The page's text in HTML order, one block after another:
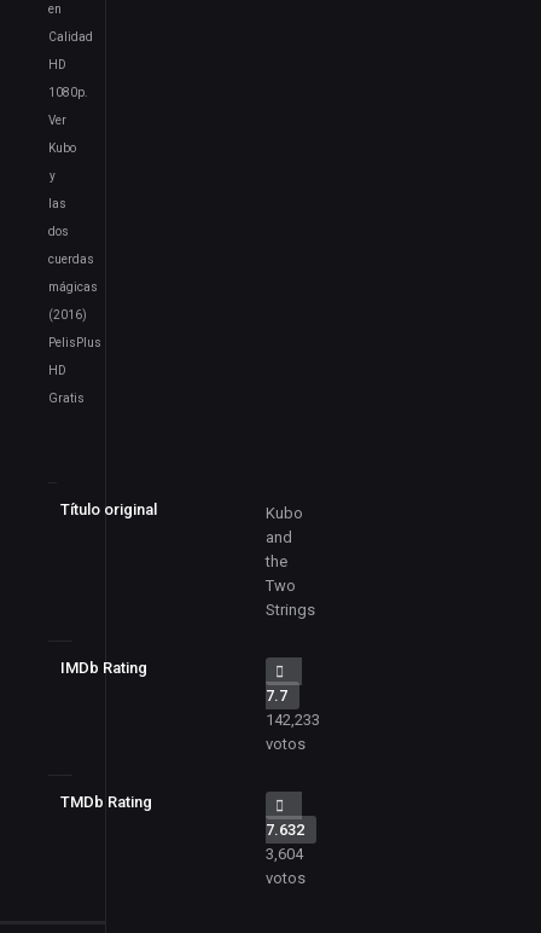
en
Calidad
HD
1080p.
Ver
Kubo
y
las
dos
cuerdas
mágicas
(2016)
PelisPlus
HD
Gratis
Título original
Kubo
and
the
Two
Strings
IMDb Rating
7.7
142,233
votos
TMDb Rating
7.632
3,604
votos